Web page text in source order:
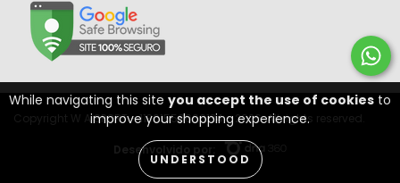
While navigating this site you accept the use of cookies to
improve your shopping experience.
UNDERSTOOD
Copyright W A SPORT - 11301556000134 - 2026. All rights reserved.
Desenvolvido por: